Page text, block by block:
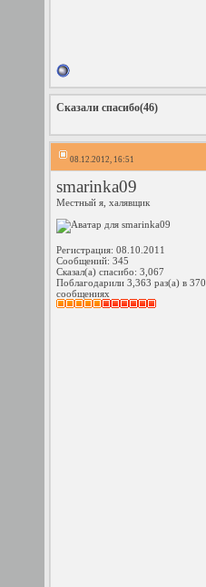
Сказали спасибо(46)
08.12.2012, 16:51
smarinka09
Местный я, халявщик
Регистрация: 08.10.2011
Сообщений: 345
Сказал(а) спасибо: 3,067
Поблагодарили 3,363 раз(а) в 370
сообщениях